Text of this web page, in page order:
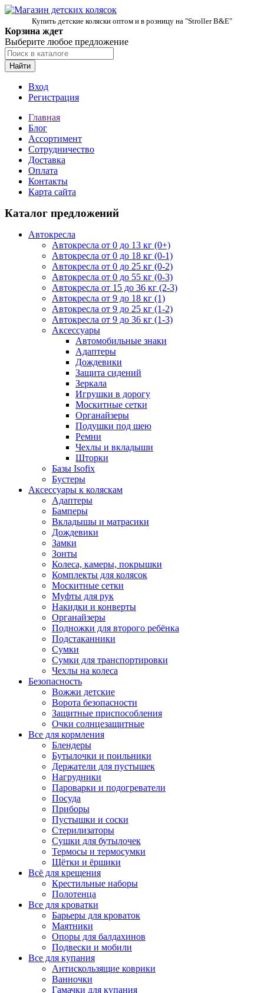
Купить детские коляски оптом и в розницу на "Stroller B&E"
Корзина ждет
Выберите любое предложение
Найти
Вход
Регистрация
Главная
Блог
Ассортимент
Сотрудничество
Доставка
Оплата
Контакты
Карта сайта
Каталог предложений
Автокресла
Автокресла от 0 до 13 кг (0+)
Автокресла от 0 до 18 кг (0-1)
Автокресла от 0 до 25 кг (0-2)
Автокресла от 0 до 55 кг (0-3)
Автокресла от 15 до 36 кг (2-3)
Автокресла от 9 до 18 кг (1)
Автокресла от 9 до 25 кг (1-2)
Автокресла от 9 до 36 кг (1-3)
Аксессуары
Автомобильные знаки
Адаптеры
Дождевики
Защита сидений
Зеркала
Игрушки в дорогу
Москитные сетки
Органайзеры
Подушки под шею
Ремни
Чехлы и вкладыши
Шторки
Базы Isofix
Бустеры
Аксессуары к коляскам
Адаптеры
Бамперы
Вкладышы и матрасики
Дождевики
Замки
Зонты
Колеса, камеры, покрышки
Комплекты для колясок
Москитные сетки
Муфты для рук
Накидки и конверты
Органайзеры
Подножки для второго ребёнка
Подстаканники
Сумки
Сумки для транспортировки
Чехлы на колеса
Безопасность
Вожжи детские
Ворота безопасности
Защитные приспособления
Очки солнцезащитные
Все для кормления
Блендеры
Бутылочки и поильники
Держатели для пустышек
Нагрудники
Пароварки и подогреватели
Посуда
Приборы
Пустышки и соски
Стерилизаторы
Сушки для бутылочек
Термосы и термосумки
Щётки и ёршики
Всё для крещения
Крестильные наборы
Полотенца
Все для кроватки
Барьеры для кроваток
Маятники
Опоры для балдахинов
Подвески и мобили
Все для купания
Антискользящие коврики
Ванночки
Гамачки для купания